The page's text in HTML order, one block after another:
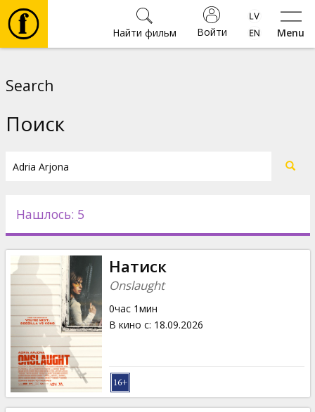
Menu
Войти
Найти фильм
Новости
Подарки
Кинозакуски
B2B
Клуб
Search
Поиск
Нашлось: 5
Натиск
Onslaught
0час 1мин
В кино с: 18.09.2026